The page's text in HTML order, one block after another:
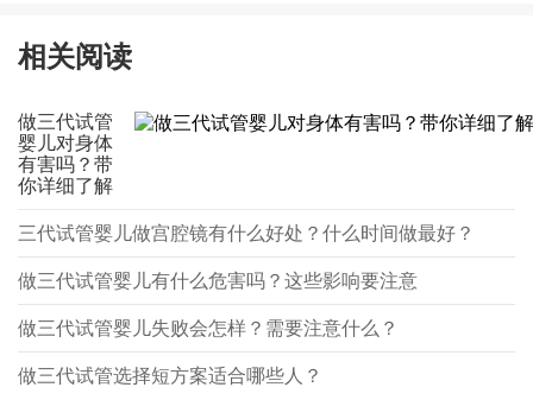
相关阅读
做三代试管
婴儿对身体
有害吗？带
你详细了解
三代试管婴儿做宫腔镜有什么好处？什么时间做最好？
做三代试管婴儿有什么危害吗？这些影响要注意
做三代试管婴儿失败会怎样？需要注意什么？
做三代试管选择短方案适合哪些人？